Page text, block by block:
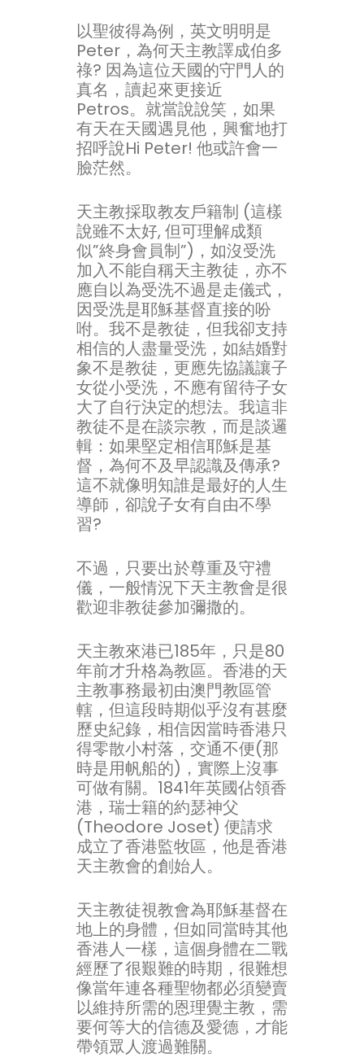
以聖彼得為例，英文明明是
Peter，為何天主教譯成伯多
祿? 因為這位天國的守門人的
真名，讀起來更接近
Petros。就當說說笑，如果
有天在天國遇見他，興奮地打
招呼說Hi Peter! 他或許會一
臉茫然。
天主教採取教友戶籍制 (這樣
說雖不太好, 但可理解成類
似”終身會員制”)，如沒受洗
加入不能自稱天主教徒，亦不
應自以為受洗不過是走儀式，
因受洗是耶穌基督直接的吩
咐。我不是教徒，但我卻支持
相信的人盡量受洗，如結婚對
象不是教徒，更應先協議讓子
女從小受洗，不應有留待子女
大了自行決定的想法。我這非
教徒不是在談宗教，而是談邏
輯：如果堅定相信耶穌是基
督，為何不及早認識及傳承?
這不就像明知誰是最好的人生
導師，卻說子女有自由不學
習?
不過，只要出於尊重及守禮
儀，一般情況下天主教會是很
歡迎非教徒參加彌撒的。
天主教來港已185年，只是80
年前才升格為教區。香港的天
主教事務最初由澳門教區管
轄，但這段時期似乎沒有甚麼
歷史紀錄，相信因當時香港只
得零散小村落，交通不便(那
時是用帆船的)，實際上沒事
可做有關。1841年英國佔領香
港，瑞士籍的約瑟神父
(Theodore Joset) 便請求
成立了香港監牧區，他是香港
天主教會的創始人。
天主教徒視教會為耶穌基督在
地上的身體，但如同當時其他
香港人一樣，這個身體在二戰
經歷了很艱難的時期，很難想
像當年連各種聖物都必須變賣
以維持所需的恩理覺主教，需
要何等大的信德及愛德，才能
帶領眾人渡過難關。